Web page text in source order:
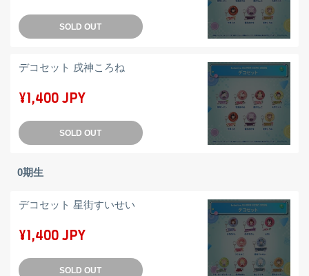
SOLD OUT
デコセット 戌神ころね
¥1,400 JPY
SOLD OUT
0期生
デコセット 星街すいせい
¥1,400 JPY
SOLD OUT